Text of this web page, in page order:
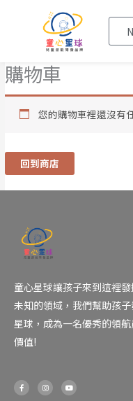
購物車
您的購物車裡還沒有
回到商店
童心星球讓孩子來到這裡
未知的領域，我們幫助孩
星球，成為一名優秀的領
價值!
F
a
c
I
n
s
Y
o
u